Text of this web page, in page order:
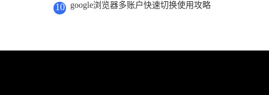
10 google浏览器多账户快速切换使用攻略